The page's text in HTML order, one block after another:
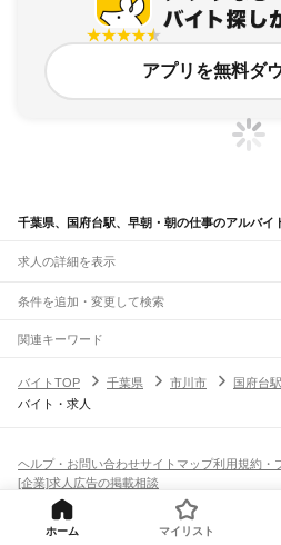
アプリを無料ダ
千葉県、国府台駅、早朝・朝の仕事のアルバイ
求人の詳細を表示
条件を追加・変更して検索
市区町村を追加・変更
千葉県すべて
千葉市
旭市習志野市柏市勝浦市市原市流山市八
君津市富津市浦安市
匝瑳市
いすみ市
安房郡
駅を追加・変更
JR中央・総武線
市川駅本八幡駅下総中山駅
新検見川駅
西千葉駅千葉駅
JR総武本線
職種を追加・変更
飲食・フードサービスすべて
ホールスタッフキッチンスタッフ
パン屋（ベーカリー）
フードカウンター販売
飲食店補助（開店・閉店準備）
飲食店（店
営業・販売
人気
日払いOK
学生歓迎 髪
ピアスOK
オープニングスタッフ
勤務期間
雇用形態を追加・変更
アルバイト・パート
正社員
都道府県を変更
関連キーワード
バイトTOP
千葉県 市川市 国府台駅
バイト・求人
ヘルプ・お問い合わせサイトマップ利用規約・
[企業]求人広告の掲載相談
ホーム マイリスト